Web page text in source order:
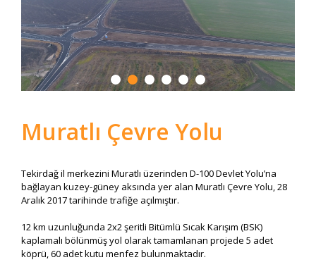
Muratlı Çevre Yolu
Tekirdağ il merkezini Muratlı üzerinden D-100 Devlet Yolu’na
bağlayan kuzey-güney aksında yer alan Muratlı Çevre Yolu, 28
Aralık 2017 tarihinde trafiğe açılmıştır.
12 km uzunluğunda 2x2 şeritli Bitümlü Sıcak Karışım (BSK)
kaplamalı bölünmüş yol olarak tamamlanan projede 5 adet
köprü, 60 adet kutu menfez bulunmaktadır.